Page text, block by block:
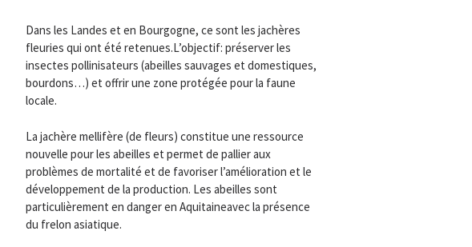
Dans les Landes et en Bourgogne, ce sont les jachères
fleuries qui ont été retenues.L’objectif: préserver les
insectes pollinisateurs (abeilles sauvages et domestiques,
bourdons…) et offrir une zone protégée pour la faune
locale.
La jachère mellifère (de fleurs) constitue une ressource
nouvelle pour les abeilles et permet de pallier aux
problèmes de mortalité et de favoriser l’amélioration et le
développement de la production. Les abeilles sont
particulièrement en danger en Aquitaineavec la présence
du frelon asiatique.